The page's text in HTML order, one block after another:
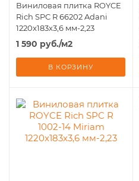
Виниловая плитка ROYCE
Rich SPC R 66202 Adani
1220x183х3,6 мм-2,23
1 590 руб./м2
В КОРЗИНУ